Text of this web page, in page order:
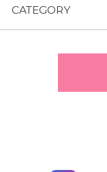
CATEGORY